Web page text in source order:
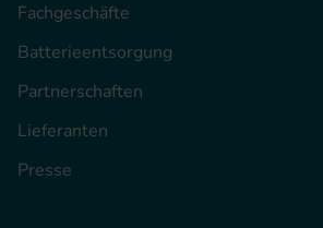
Fachgeschäfte
Batterieentsorgung
Partnerschaften
Lieferanten
Presse